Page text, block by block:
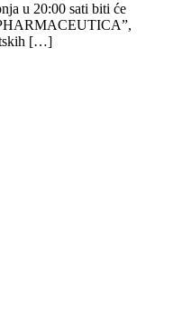
u 20:00 sati biti će
[…]